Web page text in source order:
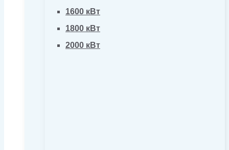
1600 кВт
1800 кВт
2000 кВт